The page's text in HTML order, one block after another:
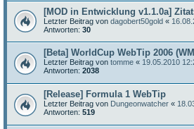
[MOD in Entwicklung v1.1.0a]
Letzter Beitrag von dagobert50gold «
Antworten: 30
[Beta] WorldCup WebTip 2006
Letzter Beitrag von tomme « 19.05.2010
Antworten: 2038
[Release] Formula 1 WebTip
Letzter Beitrag von Dungeonwatcher «
Antworten: 519